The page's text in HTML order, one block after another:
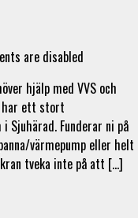
are disabled
hjälp med VVS och
har ett stort
Sjuhärad. Funderar ni på
värmepump eller helt
tveka inte på att […]